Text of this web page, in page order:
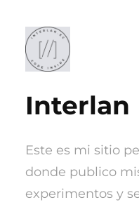
contenido
Interlan
Este es mi sitio
donde publico
experimentos y